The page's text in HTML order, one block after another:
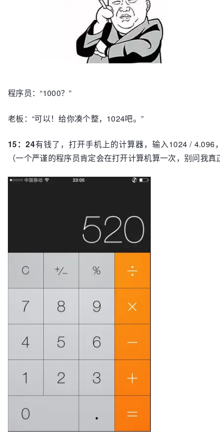
程序员：“1000？”
老板：“可以！给你凑个整，1024吧。”
15：24有钱了，打开手机上的计算器，输入1024 /
（一个严谨的程序员肯定会在打开计算机算一次，别问我